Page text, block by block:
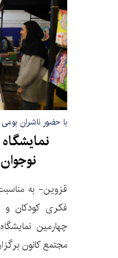
با حضور ناشران
قزوین- به
فکری کودکان و
چهارمین
مجتمع کانون